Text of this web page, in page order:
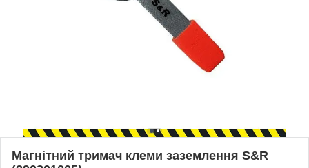
Магнітний тримач клеми заземлення S&R